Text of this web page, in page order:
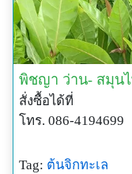
พิชญา ว่าน- สมุน
สั่งซื้อได้ที่
โทร. 086-4194699
Tag: ต้นจิกทะเล